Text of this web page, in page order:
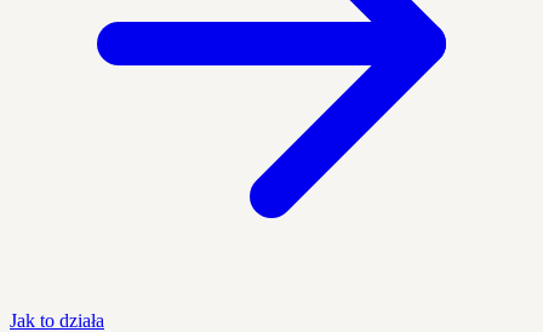
Jak to działa